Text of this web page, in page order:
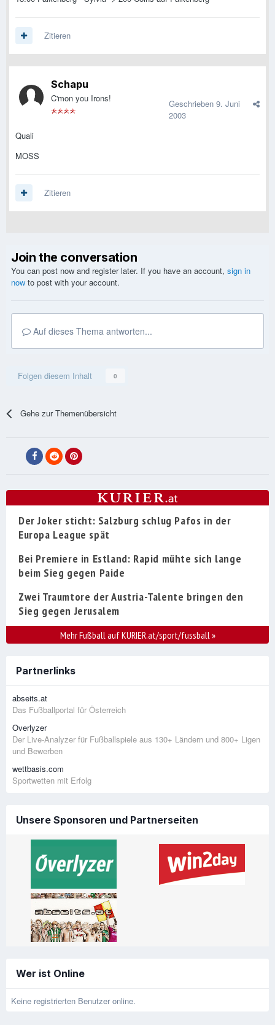
Zitieren
Schapu
C'mon you Irons! Geschrieben 9. Juni
2003
Quali
MOSS
Zitieren
Join the conversation
You can post now and register later. If you have an account, sign in
now to post with your account.
Auf dieses Thema antworten...
Folgen diesem Inhalt 0
Gehe zur Themenübersicht
Der Joker sticht: Salzburg schlug Pafos in der
Europa League spät
Bei Premiere in Estland: Rapid mühte sich lange
beim Sieg gegen Paide
Zwei Traumtore der Austria-Talente bringen den
Sieg gegen Jerusalem
Mehr Fußball auf KURIER.at/sport/fussball»
Partnerlinks
abseits.at
Das Fußballportal für Österreich
Overlyzer
Der Live-Analyzer für Fußballspiele aus 130+ Ländern und 800+ Ligen
und Bewerben
wettbasis.com
Sportwetten mit Erfolg
Unsere Sponsoren und Partnerseiten
Wer ist Online
Keine registrierten Benutzer online.